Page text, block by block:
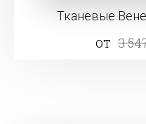
Тканевые
от 3